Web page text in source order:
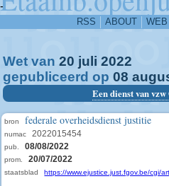
-
RSS ABOUT
Wet van 20 juli 2022
gepubliceerd op 08
Een dienst van
bron federale overheidsdienst justitie
numac 2022015454
pub. 08/08/2022
prom. 20/07/2022
staatsblad https://www.ejustice.just.fgov.be/cgi/